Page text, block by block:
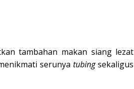
tambahan makan siang lezat
serunyatubingsekaligus